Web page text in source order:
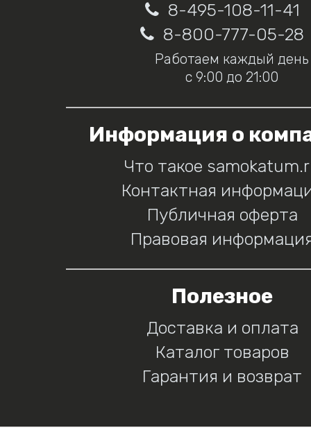
8-495-108-11-41
8-800-777-05-28
Работаем каждый день
с 9:00 до 21:00
Информация о
Что такое
Контактная
Публичная оферта
Правовая
Полезное
Доставка и оплата
Каталог товаров
Гарантия и возврат